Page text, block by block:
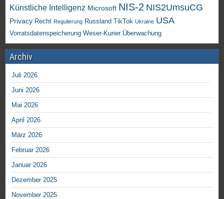
Künstliche Intelligenz Microsoft NIS-2 NIS2UmsuCG
Privacy Recht Regulierung Russland TikTok Ukraine USA
Vorratsdatenspeicherung Weser-Kurier Überwachung
Archiv
Juli 2026
Juni 2026
Mai 2026
April 2026
März 2026
Februar 2026
Januar 2026
Dezember 2025
November 2025